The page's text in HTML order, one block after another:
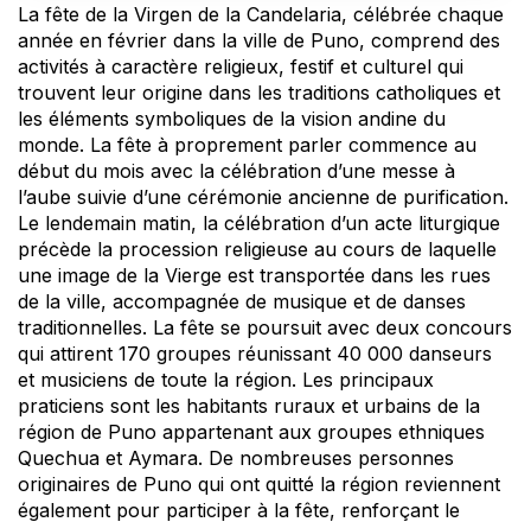
La fête de la Virgen de la Candelaria, célébrée chaque
année en février dans la ville de Puno, comprend des
activités à caractère religieux, festif et culturel qui
trouvent leur origine dans les traditions catholiques et
les éléments symboliques de la vision andine du
monde. La fête à proprement parler commence au
début du mois avec la célébration d’une messe à
l’aube suivie d’une cérémonie ancienne de purification.
Le lendemain matin, la célébration d’un acte liturgique
précède la procession religieuse au cours de laquelle
une image de la Vierge est transportée dans les rues
de la ville, accompagnée de musique et de danses
traditionnelles. La fête se poursuit avec deux concours
qui attirent 170 groupes réunissant 40 000 danseurs
et musiciens de toute la région. Les principaux
praticiens sont les habitants ruraux et urbains de la
région de Puno appartenant aux groupes ethniques
Quechua et Aymara. De nombreuses personnes
originaires de Puno qui ont quitté la région reviennent
également pour participer à la fête, renforçant le